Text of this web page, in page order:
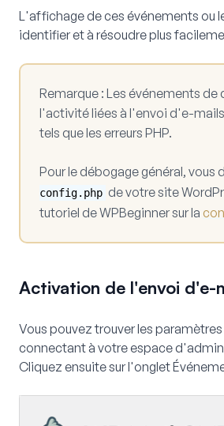
L'affichage de ces événements ou
identifier et à résoudre plus
Remarque : Les événements de
l'activité liées à l'envoi d'e-
tels que les erreurs PHP.
Pour le débogage général, vous
config.php de votre site
tutoriel de WPBeginner sur la
Activation de l'envoi d'e-
Vous pouvez trouver les
connectant à votre espace
Cliquez ensuite sur l'onglet